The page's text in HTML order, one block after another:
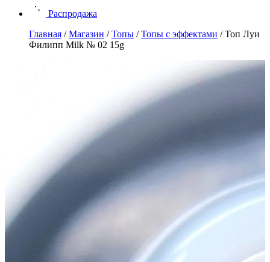
Распродажа
Главная /Магазин /Топы /Топы с эффектами /Топ Луи
Филипп Milk № 02 15g